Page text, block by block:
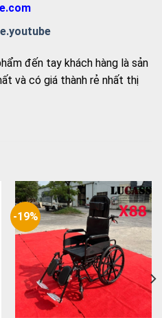
đến tay khách hàng là sản
và có giá thành rẻ nhất thị
-19%